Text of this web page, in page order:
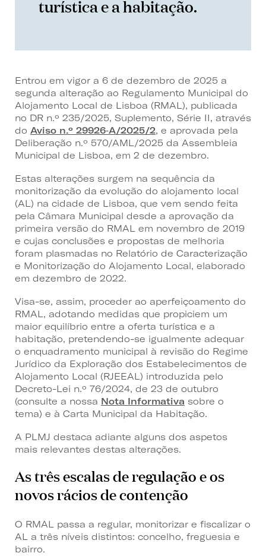
turística e a habitação.
Entrou em vigor a 6 de dezembro de 2025 a
segunda alteração ao Regulamento Municipal do
Alojamento Local de Lisboa (RMAL), publicada
no DR n.º 235/2025, Suplemento, Série II, através
do Aviso n.º 29926‑A/2025/2, e aprovada pela
Deliberação n.º 570/AML/2025 da Assembleia
Municipal de Lisboa, em 2 de dezembro.
Estas alterações surgem na sequência da
monitorização da evolução do alojamento local
(AL) na cidade de Lisboa, que vem sendo feita
pela Câmara Municipal desde a aprovação da
primeira versão do RMAL em novembro de 2019
e cujas conclusões e propostas de melhoria
foram plasmadas no Relatório de Caracterização
e Monitorização do Alojamento Local, elaborado
em dezembro de 2022.
Visa-se, assim, proceder ao aperfeiçoamento do
RMAL, adotando medidas que propiciem um
maior equilíbrio entre a oferta turística e a
habitação, pretendendo-se igualmente adequar
o enquadramento municipal à revisão do Regime
Jurídico da Exploração dos Estabelecimentos de
Alojamento Local (RJEEAL) introduzida pelo
Decreto-Lei n.º 76/2024, de 23 de outubro
(consulte a nossa Nota Informativa sobre o
tema) e à Carta Municipal da Habitação.
A PLMJ destaca adiante alguns dos aspetos
mais relevantes destas alterações.
As três escalas de regulação e os
novos rácios de contenção
O RMAL passa a regular, monitorizar e fiscalizar o
AL a três níveis distintos: concelho, freguesia e
bairro.